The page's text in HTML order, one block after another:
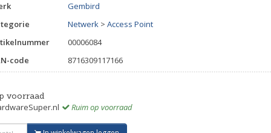
Gembird
Netwerk > Access Point
00006084
code
8716309117166
voorraad
Ruim op voorraad